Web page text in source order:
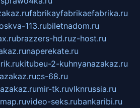
fabrikayfabrikaefabrika.ru
113.rubiletnadom.ru
brazzers-hd.ruz-host.ru
naperekate.ru
kitubeu-2-kuhnyanazakaz.ru
cs-68.ru
mir-tk.ruvlknrussia.ru
video-seks.rubankaribi.ru